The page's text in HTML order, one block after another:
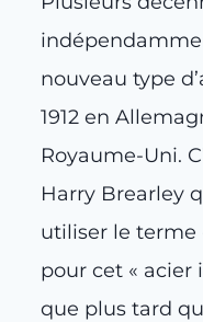
nouveau type
1912 en
Royaume-Uni.
Harry Brearley
utiliser le terme
pour cet « acier
que plus tard